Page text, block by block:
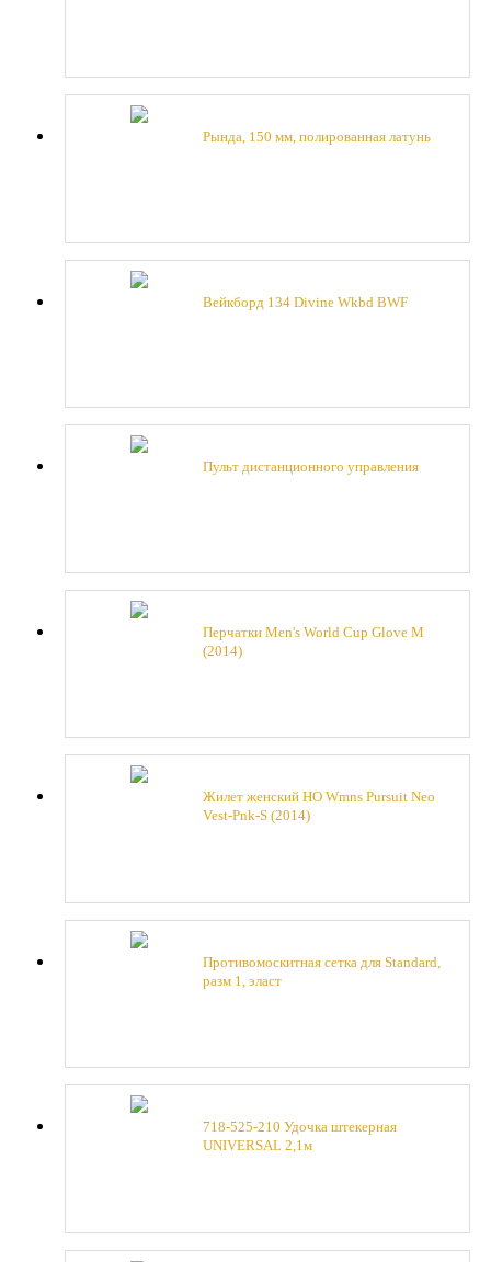
Рында, 150 мм, полированная латунь
Вейкборд 134 Divine Wkbd BWF
Пульт дистанционного управления
Перчатки Men's World Cup Glove M
(2014)
Жилет женский HO Wmns Pursuit Neo
Vest-Pnk-S (2014)
Противомоскитная сетка для Standard,
разм 1, эласт
718-525-210 Удочка штекерная
UNIVERSAL 2,1м